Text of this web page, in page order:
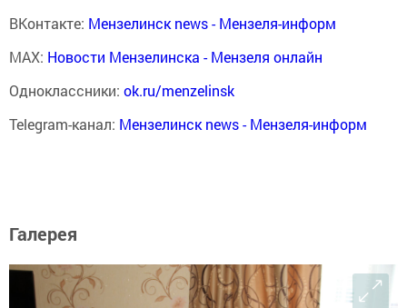
ВКонтакте: Мензелинск news - Мензеля-информ
MAX: Новости Мензелинска - Мензеля онлайн
Одноклассники: ok.ru/menzelinsk
Telegram-канал: Мензелинск news - Мензеля-информ
Галерея